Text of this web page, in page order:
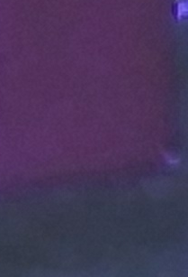
Željezničara u